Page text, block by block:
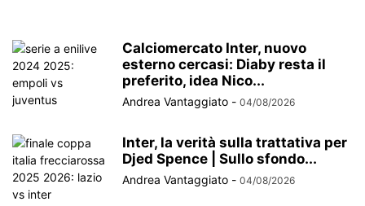
Calciomercato Inter, nuovo
esterno cercasi: Diaby resta il
preferito, idea Nico...
Andrea Vantaggiato - 04/08/2026
Inter, la verità sulla trattativa per
Djed Spence | Sullo sfondo...
Andrea Vantaggiato - 04/08/2026